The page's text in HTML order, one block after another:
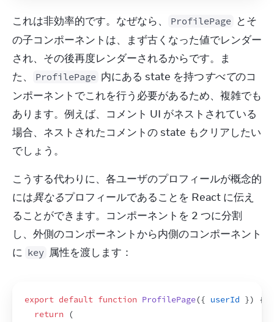
これは非効率的です。なぜなら、 ProfilePage とそ
の子コンポーネントは、まず古くなった値でレンダー
され、その後再度レンダーされるからです。ま
た、
ProfilePage 内にある state を持つすべてのコ
ンポーネントでこれを行う必要があるため、複雑でも
あります。例えば、コメント UI がネストされている
場合、ネストされたコメントの state もクリアしたい
でしょう。
こうする代わりに、各ユーザのプロフィールが概念的
には異なるプロフィールであることを React に伝え
ることができます。コンポーネントを 2 つに分割
し、外側のコンポーネントから内側のコンポーネント
に key 属性を渡します：
export default function ProfilePage({ userId })
{
return
(